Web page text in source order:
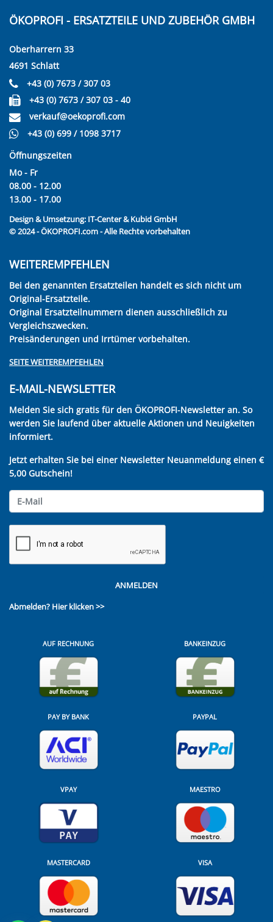
ÖKOPROFI - ERSATZTEILE UND ZUBEHÖR GMBH
Oberharrern 33
4691 Schlatt
+43 (0) 7673 / 307 03
+43 (0) 7673 / 307 03 - 40
verkauf@oekoprofi.com
+43 (0) 699 / 1098 3717
Öffnungszeiten
Mo - Fr
08.00 - 12.00
13.00 - 17.00
Design & Umsetzung: IT-Center & Kubid GmbH
© 2024 - ÖKOPROFI.com - Alle Rechte vorbehalten
WEITEREMPFEHLEN
Bei den genannten Ersatzteilen handelt es sich nicht um
Original-Ersatzteile.
Original Ersatzteilnummern dienen ausschließlich zu
Vergleichszwecken.
Preisänderungen und Irrtümer vorbehalten.
SEITE WEITEREMPFEHLEN
E-MAIL-NEWSLETTER
Melden Sie sich gratis für den ÖKOPROFI-Newsletter an. So
werden Sie laufend über aktuelle Aktionen und Neuigkeiten
informiert.
Jetzt erhalten Sie bei einer Newsletter Neuanmeldung einen €
5,00 Gutschein!
ANMELDEN
Abmelden? Hier klicken >>
AUF RECHNUNG BANKEINZUG
PAY BY BANK PAYPAL
VPAY MAESTRO
MASTERCARD VISA